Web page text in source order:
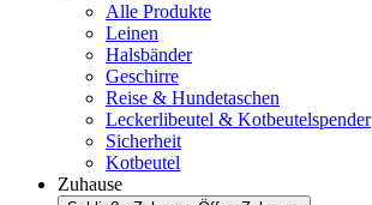
Alle Produkte
Leinen
Halsbänder
Geschirre
Reise & Hundetaschen
Leckerlibeutel & Kotbeutelspender
Sicherheit
Kotbeutel
Zuhause